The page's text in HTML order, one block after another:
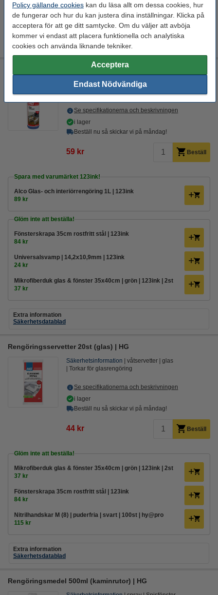
Policy gällande cookies kan du läsa allt om dessa cookies, hur
de fungerar och hur du kan justera dina inställningar. Klicka på
acceptera för att ge ditt samtycke. Om du väljer att avböja
kommer vi endast att placera funktionella och analytiska
cookies och använda liknande tekniker.
Acceptera
Endast Nödvändiga
Nitrilhandskar M (8) | puderfria | svart | 100st | hy@pro
115 kr
Extra information
Säkerhetsdatablad
Rengöringsspray 500ml (glas & spegel) | HG
Säkerhetsinformation spray
Glas och speglar
Se specifikationerna och beskrivningen
i lager
Beställ nu så skickar vi på måndag!
59 kr Beställ
Spara med varumärket 123ink!
Alco Glas- och interiörrengöring 1L | 123ink
89 kr
Glöm inte att beställa!
Fönsterskrapa 35cm rostfritt stål | 123ink
84 kr
Universalsvamp | 14,2x10,9mm | 123ink
24 kr
Mikrofiberduk glas & fönster 35x40cm | grön | 123ink | 2st
37 kr
Extra information
Säkerhetsdatablad
Rengöringsservetter 20st (glas) | HG
Säkerhetsinformation våtservetter
glas
Torkar för glasrengöring
Se specifikationerna och beskrivningen
i lager
Beställ nu så skickar vi på måndag!
44 kr Beställ
Glöm inte att beställa!
Mikrofiberduk glas & fönster 35x40cm | grön | 123ink | 2st
37 kr
Fönsterskrapa 35cm rostfritt stål | 123ink
84 kr
Nitrilhandskar M (8) | puderfria | svart | 100st | hy@pro
115 kr
Extra information
Säkerhetsdatablad
Rengöringsmedel 500ml (kaminrutor) | HG